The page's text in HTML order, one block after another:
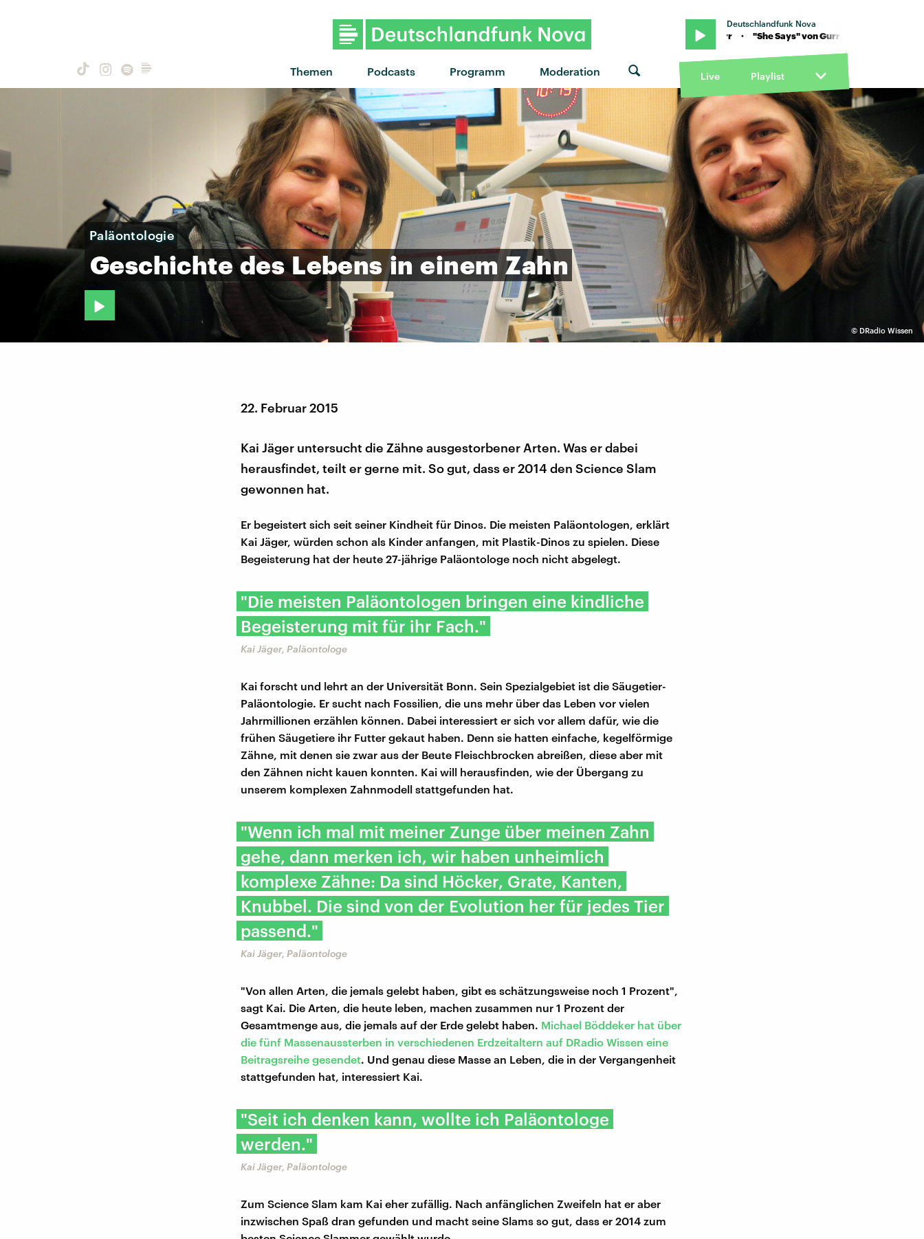
Themen Podcasts Programm Moderation
Deutschlandfunk Nova
"She Says" von Gurr · "She Says" von Gurr · "She Says" von Gurr
Live Playlist
© DRadio Wissen
Paläontologie
Geschichte des Lebens in einem Zahn
22. Februar 2015
Kai Jäger untersucht die Zähne ausgestorbener Arten. Was er dabei
herausfindet, teilt er gerne mit. So gut, dass er 2014 den Science Slam
gewonnen hat.
Er begeistert sich seit seiner Kindheit für Dinos. Die meisten Paläontologen, erklärt
Kai Jäger, würden schon als Kinder anfangen, mit Plastik-Dinos zu spielen. Diese
Begeisterung hat der heute 27-jährige Paläontologe noch nicht abgelegt.
"Die meisten Paläontologen bringen eine kindliche
Begeisterung mit für ihr Fach."
Kai Jäger, Paläontologe
Kai forscht und lehrt an der Universität Bonn. Sein Spezialgebiet ist die Säugetier-
Paläontologie. Er sucht nach Fossilien, die uns mehr über das Leben vor vielen
Jahrmillionen erzählen können. Dabei interessiert er sich vor allem dafür, wie die
frühen Säugetiere ihr Futter gekaut haben. Denn sie hatten einfache, kegelförmige
Zähne, mit denen sie zwar aus der Beute Fleischbrocken abreißen, diese aber mit
den Zähnen nicht kauen konnten. Kai will herausfinden, wie der Übergang zu
unserem komplexen Zahnmodell stattgefunden hat.
"Wenn ich mal mit meiner Zunge über meinen Zahn
gehe, dann merken ich, wir haben unheimlich
komplexe Zähne: Da sind Höcker, Grate, Kanten,
Knubbel. Die sind von der Evolution her für jedes Tier
passend."
Kai Jäger, Paläontologe
"Von allen Arten, die jemals gelebt haben, gibt es schätzungsweise noch 1 Prozent",
sagt Kai. Die Arten, die heute leben, machen zusammen nur 1 Prozent der
Gesamtmenge aus, die jemals auf der Erde gelebt haben. Michael Böddeker hat über
die fünf Massenaussterben in verschiedenen Erdzeitaltern auf DRadio Wissen eine
Beitragsreihe gesendet. Und genau diese Masse an Leben, die in der Vergangenheit
stattgefunden hat, interessiert Kai.
"Seit ich denken kann, wollte ich Paläontologe
werden."
Kai Jäger, Paläontologe
Zum Science Slam kam Kai eher zufällig. Nach anfänglichen Zweifeln hat er aber
inzwischen Spaß dran gefunden und macht seine Slams so gut, dass er 2014 zum